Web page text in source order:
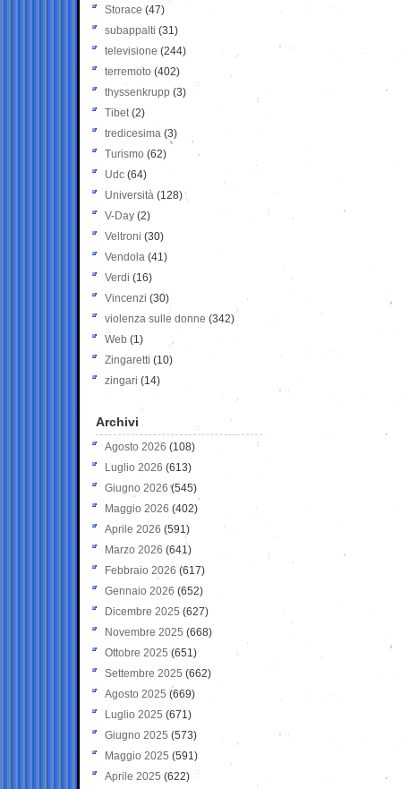
Storace (47)
subappalti (31)
televisione(244)
terremoto (402)
thyssenkrupp (3)
Tibet(2)
tredicesima (3)
Turismo (62)
Udc (64)
Università (128)
V-Day (2)
Veltroni (30)
Vendola (41)
Verdi (16)
Vincenzi (30)
violenza sulle donne (342)
Web (1)
Zingaretti (10)
zingari (14)
Archivi
Agosto 2026 (108)
Luglio 2026 (613)
Giugno 2026 (545)
Maggio 2026 (402)
Aprile 2026 (591)
Marzo 2026 (641)
Febbraio 2026 (617)
Gennaio 2026 (652)
Dicembre 2025 (627)
Novembre 2025 (668)
Ottobre 2025 (651)
Settembre 2025 (662)
Agosto 2025 (669)
Luglio 2025 (671)
Giugno 2025 (573)
Maggio 2025 (591)
Aprile 2025 (622)